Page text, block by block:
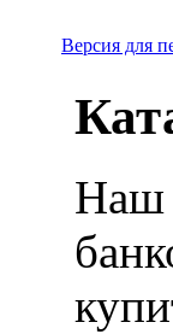
Версия для
Наш